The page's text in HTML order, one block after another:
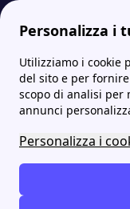
Personalizza i
Utilizziamo i cookie
del sito e per
scopo di analisi
annunci
Personalizza i
Internet Casa More
GO
per la
tariffe